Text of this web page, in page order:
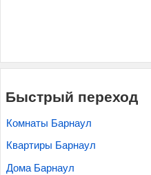
Быстрый переход
Комнаты Барнаул
Квартиры Барнаул
Дома Барнаул